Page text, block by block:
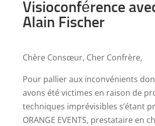
Visioconférence
Alain Fischer
Chère Consœur, Cher Confrère,
Pour pallier aux inconvénients
avons été victimes en raison de
techniques imprévisibles s’étant
ORANGE EVENTS, prestataire en